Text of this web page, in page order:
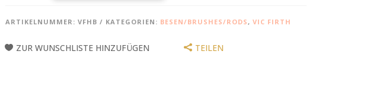
MENGE
ARTIKELNUMMER: VFHB KATEGORIEN: BESEN/BRUSHES/RODS , VIC FIRTH
ZUR WUNSCHLISTE HINZUFÜGEN TEILEN